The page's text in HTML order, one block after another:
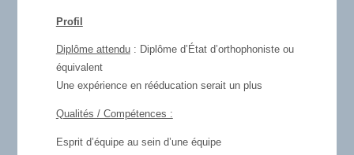
Profil
Diplôme attendu: Diplôme d’État d’orthophoniste ou
équivalent
Une expérience en rééducation serait un plus
Qualités / Compétences :
Esprit d’équipe au sein d’une équipe